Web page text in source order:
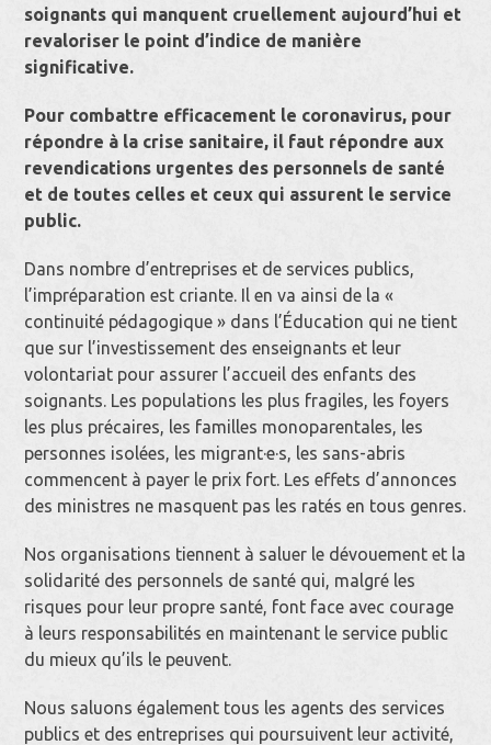
soignants qui manquent cruellement aujourd’hui et
revaloriser le point d’indice de manière
significative.
Pour combattre efficacement le coronavirus, pour
répondre à la crise sanitaire, il faut répondre aux
revendications urgentes des personnels de santé
et de toutes celles et ceux qui assurent le service
public.
Dans nombre d’entreprises et de services publics,
l’impréparation est criante. Il en va ainsi de la «
continuité pédagogique » dans l’Éducation qui ne tient
que sur l’investissement des enseignants et leur
volontariat pour assurer l’accueil des enfants des
soignants. Les populations les plus fragiles, les foyers
les plus précaires, les familles monoparentales, les
personnes isolées, les migrant·e·s, les sans-abris
commencent à payer le prix fort. Les effets d’annonces
des ministres ne masquent pas les ratés en tous genres.
Nos organisations tiennent à saluer le dévouement et la
solidarité des personnels de santé qui, malgré les
risques pour leur propre santé, font face avec courage
à leurs responsabilités en maintenant le service public
du mieux qu’ils le peuvent.
Nous saluons également tous les agents des services
publics et des entreprises qui poursuivent leur activité,